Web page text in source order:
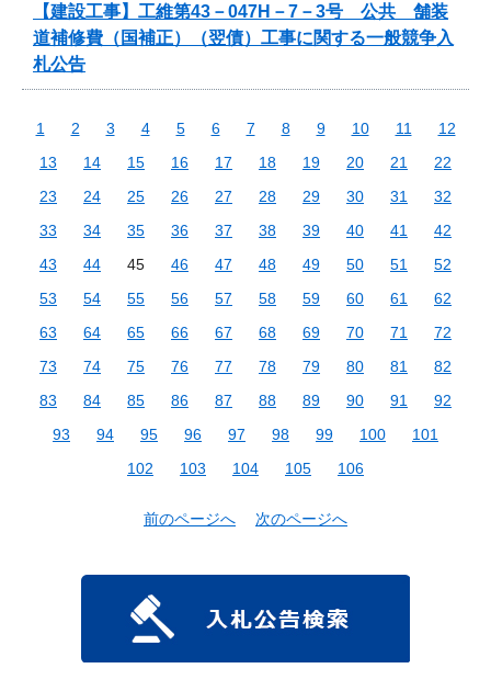
【建設工事】工維第43－047H－7－3号 公共 舗装
道補修費（国補正）（翌債）工事に関する一般競争入
札公告
1 2 3 4 5 6 7 8 9 10 11
12
13
14 15 16 17 18 19 20 21
22
23
24 25 26 27 28 29 30 31
32
33
34 35 36 37 38 39 40 41
42
43
44 45 46 47 48 49 50 51
52
53
54 55 56 57 58 59 60 61
62
63
64 65 66 67 68 69 70 71
72
73
74 75 76 77 78 79 80 81
82
83
84 85 86 87 88 89 90 91
92
93
94 95 96 97 98 99 100
101
102
103 104 105 106
前のページへ 次のページへ